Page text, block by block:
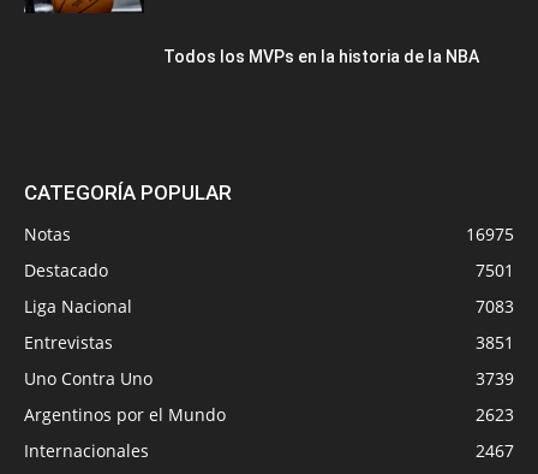
Todos los MVPs en la historia de la NBA
CATEGORÍA POPULAR
Notas
16975
Destacado
7501
Liga Nacional
7083
Entrevistas
3851
Uno Contra Uno
3739
Argentinos por el Mundo
2623
Internacionales
2467